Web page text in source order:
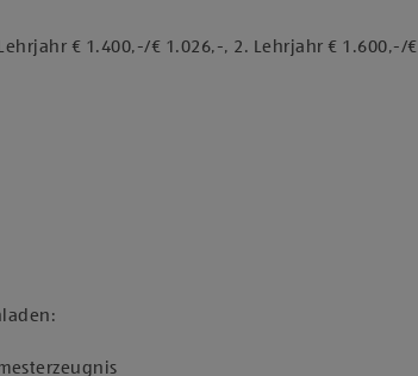
€ 1.400,-/€ 1.026,-, 2. Lehrjahr € 1.600,-/€